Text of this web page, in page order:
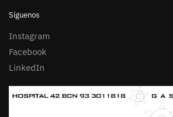
Síguenos
Instagram
Facebook
LinkedIn